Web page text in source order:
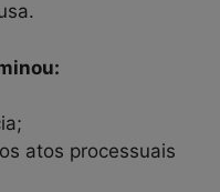
atos processuais